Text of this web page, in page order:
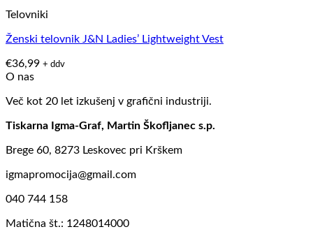
Telovniki
Ženski telovnik J&N Ladies’ Lightweight Vest
€36,99 + ddv
O nas
Več kot 20 let izkušenj v grafični industriji.
Tiskarna Igma-Graf, Martin Škofljanec s.p.
Brege 60, 8273 Leskovec pri Krškem
igmapromocija@gmail.com
040 744 158
Matična št.: 1248014000